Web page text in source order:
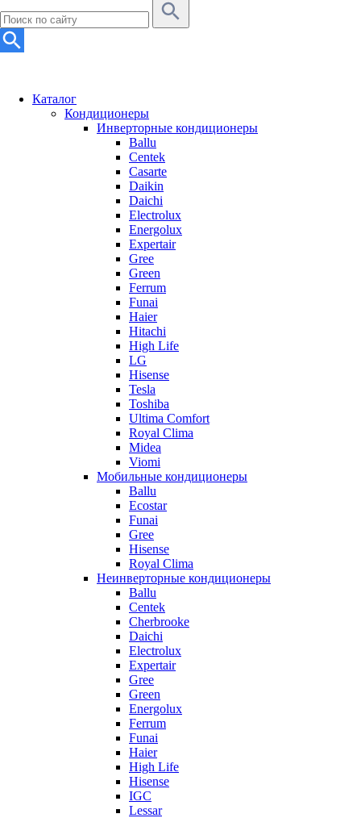
Каталог
Кондиционеры
Инверторные кондиционеры
Ballu
Centek
Casarte
Daikin
Daichi
Electrolux
Energolux
Expertair
Gree
Green
Ferrum
Funai
Haier
Hitachi
High Life
LG
Hisense
Tesla
Toshiba
Ultima Comfort
Royal Clima
Midea
Viomi
Мобильные кондиционеры
Ballu
Ecostar
Funai
Gree
Hisense
Royal Clima
Неинверторные кондиционеры
Ballu
Centek
Cherbrooke
Daichi
Electrolux
Expertair
Gree
Green
Energolux
Ferrum
Funai
Haier
High Life
Hisense
IGC
Lessar